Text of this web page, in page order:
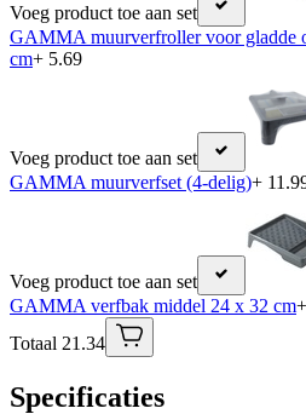
Voeg product toe aan set
GAMMA muurverfroller voor gladde
cm+ 5.69
Voeg product toe aan set
GAMMA muurverfset (4-delig)+
Voeg product toe aan set
GAMMA verfbak middel 24 x 32 cm
Totaal 21.34
Specificaties